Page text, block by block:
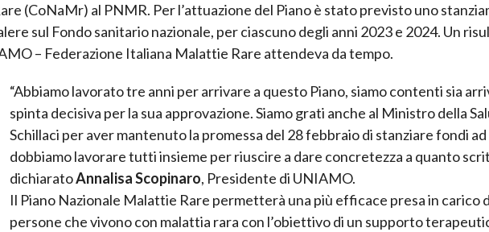
(CoNaMr) al PNMR. Per l’attuazione del Piano è stato previsto uno
sul Fondo sanitario nazionale, per ciascuno degli anni 2023 e 2024. Un
– Federazione Italiana Malattie Rare attendeva da tempo.
“Abbiamo lavorato tre anni per arrivare a questo Piano, siamo contenti sia
spinta decisiva per la sua approvazione. Siamo grati anche al Ministro della
Schillaci per aver mantenuto la promessa del 28 febbraio di stanziare fondi ad
dobbiamo lavorare tutti insieme per riuscire a dare concretezza a quanto
dichiaratoAnnalisa Scopinaro, Presidente di UNIAMO.
Il Piano Nazionale Malattie Rare permetterà una più efficace presa in carico
persone che vivono con malattia rara con l’obiettivo di un supporto